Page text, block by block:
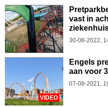
vast in
30-08-2022,
VIDEO
Engels
aan voor
07-08-2021,